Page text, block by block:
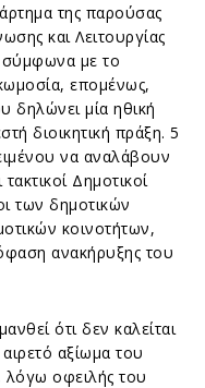
της παρούσας
και Λειτουργίας
με το
επομένως,
δηλώνει μία ηθική
διοικητική πράξη. 5
να αναλάβουν
Δημοτικοί
των δημοτικών
κοινοτήτων,
ανακήρυξης του
ότι δεν καλείται
αξίωμα του
λόγω οφειλής του